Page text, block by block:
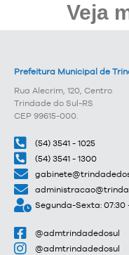
Veja
Prefeitura Municipal de
Rua Alecrim, 120, Centro
Trindade do Sul-RS
CEP 99615-000.
(54) 3541 - 1025
(54) 3541 - 1300
Segunda-Sexta: 07:30 -
@admtrindadedosul
@admtrindadedosul